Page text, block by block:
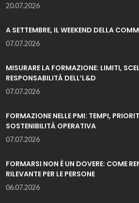
20.07.2026
A SETTEMBRE, IL WEEKEND DELLA
07.07.2026
MISURARE LA FORMAZIONE: LIMITI,
RESPONSABILITÀ DELL’L&D
07.07.2026
FORMAZIONE NELLE PMI: TEMPI,
SOSTENIBILITÀ OPERATIVA
07.07.2026
FORMARSI NON È UN DOVERE: COME
RILEVANTE PER LE PERSONE
06.07.2026